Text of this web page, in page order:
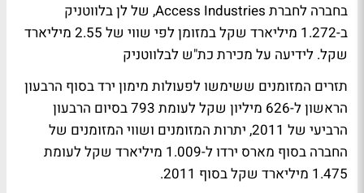
בחברה לחברת Access Industries, של לן בלווטניק
ב-1.272 מיליארד שקל במזומן לפי שווי של 2.55 מיליארד
שקל. לידיעה על מכירת כת"ש לבלווטניק
תזרים המזומנים ששימשו לפעולות מימון ירד בסוף הרבעון
הראשון ל-626 מיליון שקל לעומת 793 בסיום הרבעון
הרביעי של 2011, יתרות המזומנים ושווי המזומנים של
החברה בסוף מארס ירדו ל-1.009 מיליארד שקל לעומת
1.475 מיליארד שקל בסוף 2011.